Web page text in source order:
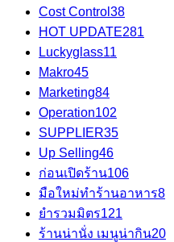
Cost Control 38
HOT UPDATE281
Luckyglass11
Makro45
Marketing84
Operation102
SUPPLIER35
Up Selling46
ก่อนเปิดร้าน106
มือใหม่ทำร้านอาหาร8
ยำรวมมิตร121
ร้านน่านั่ง เมนูน่ากิน20